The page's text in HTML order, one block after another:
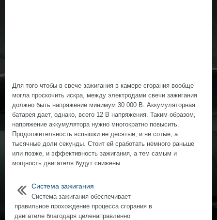
Для того чтобы в свече зажигания в камере сгорания вообще
могла проскочить искра, между электродами свечи зажигания
должно быть напряжение минимум 30 000 В. Аккумуляторная
батарея дает, однако, всего 12 В напряжения. Таким образом,
напряжение аккумулятора нужно многократно повысить.
Продолжительность вспышки не десятые, и не сотые, а
тысячные доли секунды. Стоит ей сработать немного раньше
или позже, и эффективность зажигания, а тем самым и
мощность двигателя будут снижены.
Система зажигания
Система зажигания обеспечивает
правильное прохождение процесса сгорания в
двигателе благодаря целенаправленно